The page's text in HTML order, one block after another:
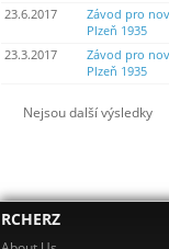
23.6.2017
Závod pro
Plzeň 1935
23.3.2017
Závod pro
Plzeň 1935
Nejsou další výsledky
RCHERZ